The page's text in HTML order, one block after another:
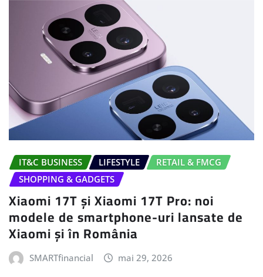
IT&C BUSINESS LIFESTYLE
RETAIL & FMCG
SHOPPING & GADGETS
Xiaomi 17T și Xiaomi 17T Pro: noi
modele de smartphone-uri lansate de
Xiaomi și în România
SMARTfinancial mai 29, 2026